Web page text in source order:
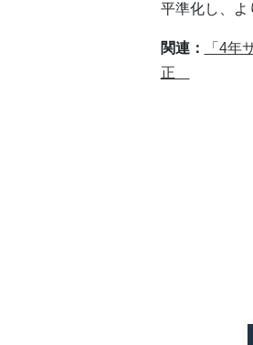
平準化し、よ
関連：
「4年
正